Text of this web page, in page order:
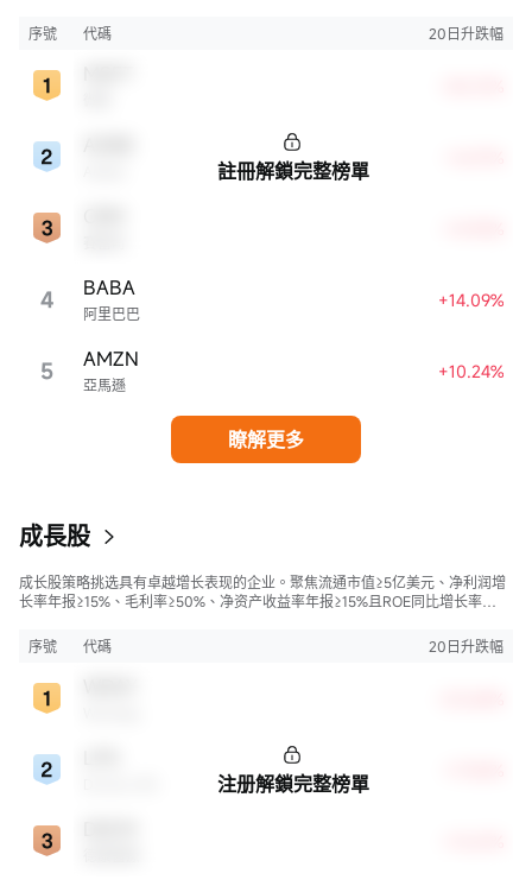
市，特別是科技行業板塊乃至全球經濟具有顯著影響。
序號 代碼 20日升跌幅
4 阿里巴巴
BABA +14.09%
5 亞馬遜
AMZN +10.24%
註冊解鎖完整榜單
瞭解更多
成長股
成长股策略挑选具有卓越增长表现的企业。聚焦流通市值≥5亿美元、净利润增
长率年报≥15%、毛利率≥50%、净资产收益率年报≥15%且ROE同比增长率
序號
代碼 20日升跌幅
注册解鎖完整榜單